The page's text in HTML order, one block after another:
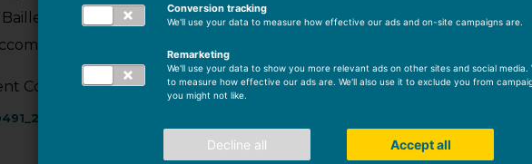
Baillet-en-France, il est disponible pour répondre à
dans votre projet.
Commercial Partenaire.
Conversion tracking
We'll use your data to measure how effective our ads and on-site campaigns are.
Remarketing
We'll use your data to show you more relevant ads on other sites and social media.
to measure how effective our ads are. We'll also use it to exclude you from
you might not like.
Accept all
Decline all